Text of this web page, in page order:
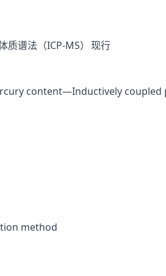
谱法（ICP-MS） 现行
content—Inductively coupled
method